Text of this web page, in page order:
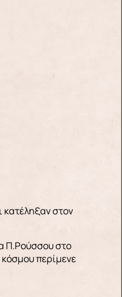
κατέληξαν στον
Π.Ρούσσου στο
περίμενε